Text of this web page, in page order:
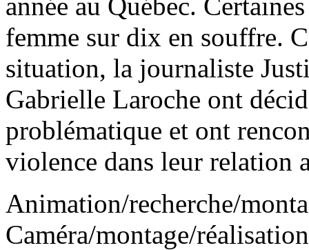
femme sur dix en souffre.
situation, la journaliste
Gabrielle Laroche ont
problématique et ont
violence dans leur relation
Animation/recherche/
Caméra/montage/